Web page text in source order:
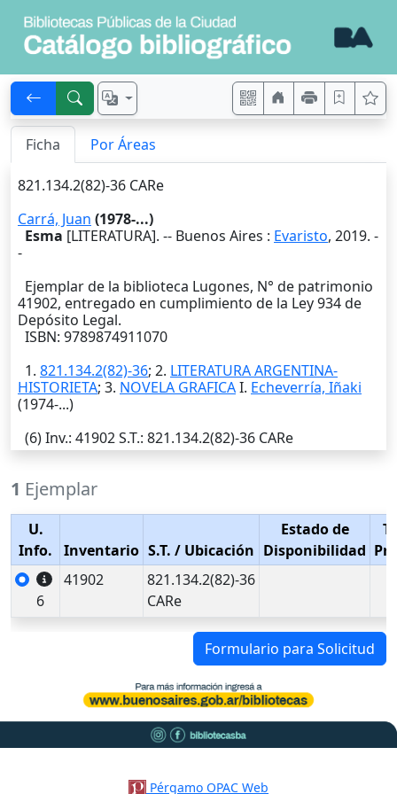
Ficha Por Áreas
821.134.2(82)-36 CARe
Carrá, Juan (1978-...)
Esma [LITERATURA]. -- Buenos Aires : Evaristo, 2019. -
-
Ejemplar de la biblioteca Lugones, N° de patrimonio
41902, entregado en cumplimiento de la Ley 934 de
Depósito Legal.
ISBN: 9789874911070
1. 821.134.2(82)-36; 2. LITERATURA ARGENTINA-
HISTORIETA; 3. NOVELA GRAFICAI. Echeverría, Iñaki
(1974-...)
(6)Inv.: 41902S.T.: 821.134.2(82)-36 CARe
1 Ejemplar
U.
Info.
Inventario S.T. / Ubicación
Estado de
Disponibilidad
6
41902
821.134.2(82)-36
CARe
Formulario para Solicitud
Pérgamo OPAC Web